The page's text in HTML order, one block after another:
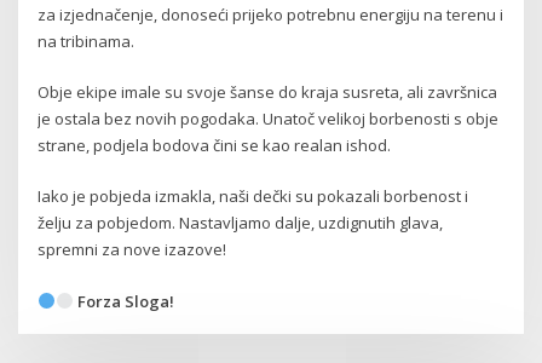
za izjednačenje, donoseći prijeko potrebnu energiju na terenu i
na tribinama.
Obje ekipe imale su svoje šanse do kraja susreta, ali završnica
je ostala bez novih pogodaka. Unatoč velikoj borbenosti s obje
strane, podjela bodova čini se kao realan ishod.
Iako je pobjeda izmakla, naši dečki su pokazali borbenost i
želju za pobjedom. Nastavljamo dalje, uzdignutih glava,
spremni za nove izazove!
Forza Sloga!